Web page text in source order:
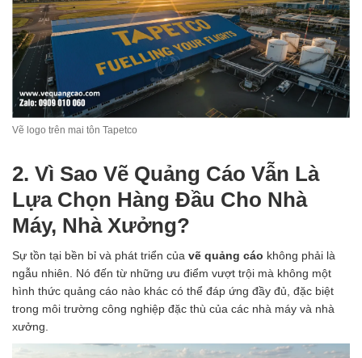
Vẽ logo trên mai tôn Tapetco
2. Vì Sao Vẽ Quảng Cáo Vẫn Là
Lựa Chọn Hàng Đầu Cho Nhà
Máy, Nhà Xưởng?
Sự tồn tại bền bỉ và phát triển của vẽ quảng cáo không phải là
ngẫu nhiên. Nó đến từ những ưu điểm vượt trội mà không một
hình thức quảng cáo nào khác có thể đáp ứng đầy đủ, đặc biệt
trong môi trường công nghiệp đặc thù của các nhà máy và nhà
xưởng.